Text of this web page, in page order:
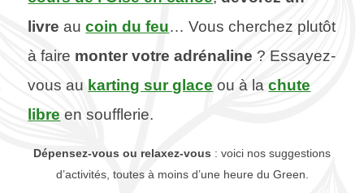
livre aucoin du feu… Vous cherchez plutôt
à faire monter votre adrénaline ? Essayez-
vous au karting sur glace ou à lachute
libre en soufflerie.
Dépensez-vous ou relaxez-vous : voici nos suggestions
d’activités, toutes à moins d’une heure du Green.